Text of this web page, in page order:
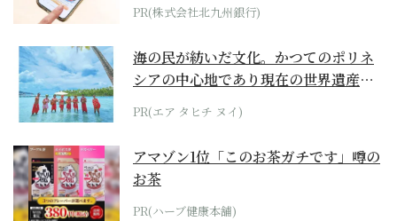
PR(株式会社北九州銀行)
海の民が紡いだ文化。かつてのポリネ
シアの中心地であり現在の世界遺産か
らみえてくる...
PR(エア タヒチ ヌイ)
アマゾン1位「このお茶ガチです」噂の
お茶
PR(ハーブ健康本舗)